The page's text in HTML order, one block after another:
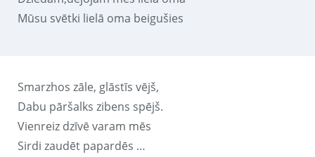
Mūsu svētki lielā oma beigušies
Smarzhos zāle, glāstīs vējš,
Dabu pāršalks zibens spējš.
Vienreiz dzīvē varam mēs
Sirdi zaudēt papardēs …